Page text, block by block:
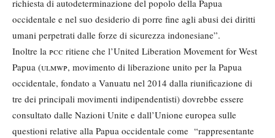
richiesta di autodeterminazione del popolo della Papua
occidentale e nel suo desiderio di porre fine agli abusi dei diritti
umani perpetrati dalle forze di sicurezza indonesiane”.
Inoltre la pcc ritiene che l’United Liberation Movement for West
Papua (ulmwp, movimento di liberazione unito per la Papua
occidentale, fondato a Vanuatu nel 2014 dalla riunificazione di
tre dei principali movimenti indipendentisti) dovrebbe essere
consultato dalle Nazioni Unite e dall’Unione europea sulle
questioni relative alla Papua occidentale come “rappresentante